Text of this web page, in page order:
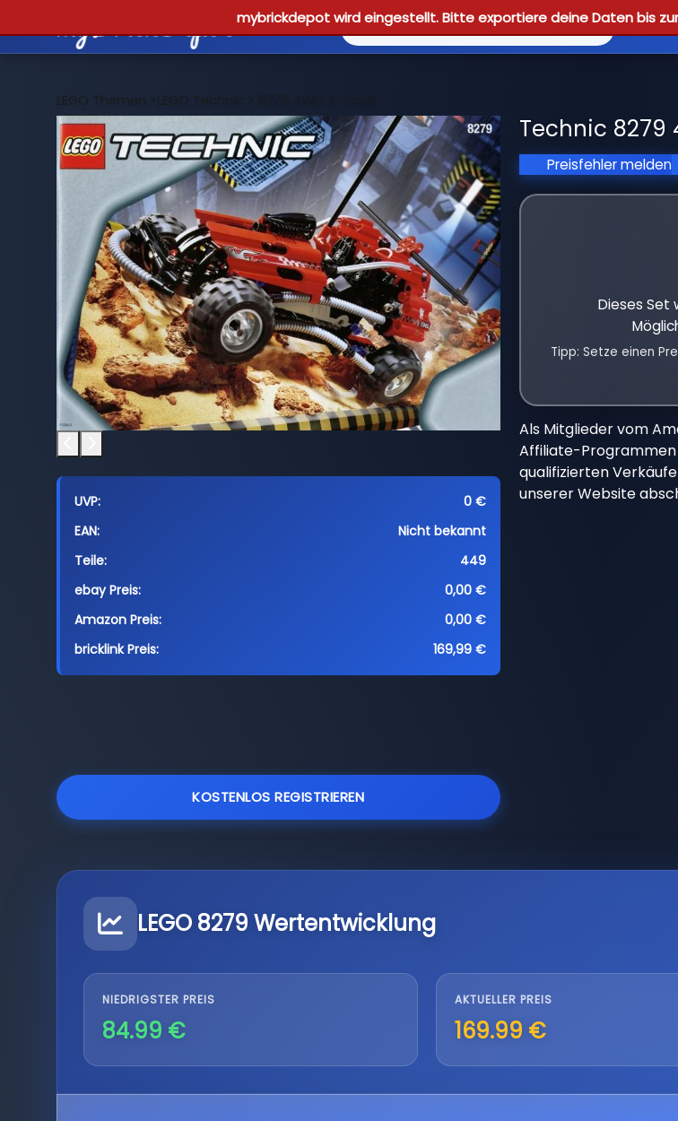
mybrickdepot wird eingestellt. Bitte exportiere deine Daten bis
LEGO Themen >LEGO Technic > 8279 4WD X-Track
UVP:
0 €
EAN:
Nicht bekannt
Teile:
449
ebay Preis:
0,00 €
Amazon Preis:
0,00 €
bricklink Preis:
169,99 €
KOSTENLOS REGISTRIEREN
Technic 8279
Preisfehler melden
Dieses Set
Tipp: Setze einen
Als Mitglieder vom
Affiliate-Programmen
qualifizierten
unserer Website
LEGO 8279 Wertentwicklung
NIEDRIGSTER PREIS
84.99 €
AKTUELLER PREIS
169.99 €